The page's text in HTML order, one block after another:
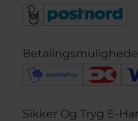
Sikker Og Tryg E-